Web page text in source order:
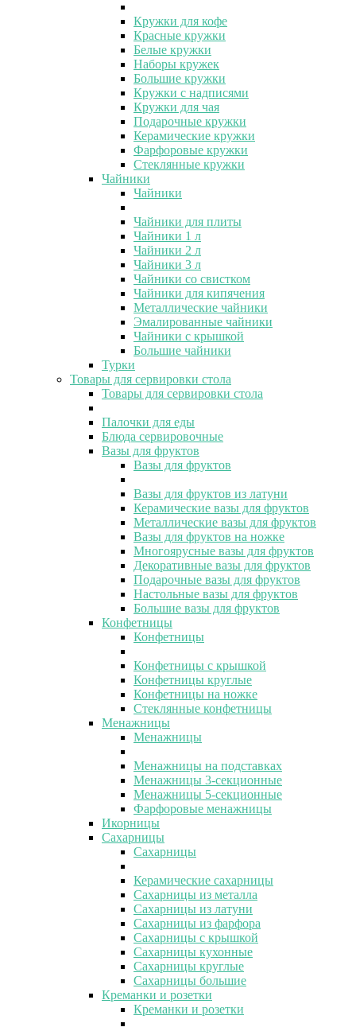
Кружки для кофе
Красные кружки
Белые кружки
Наборы кружек
Большие кружки
Кружки с надписями
Кружки для чая
Подарочные кружки
Керамические кружки
Фарфоровые кружки
Стеклянные кружки
Чайники
Чайники
Чайники для плиты
Чайники 1 л
Чайники 2 л
Чайники 3 л
Чайники со свистком
Чайники для кипячения
Металлические чайники
Эмалированные чайники
Чайники с крышкой
Большие чайники
Турки
Товары для сервировки стола
Товары для сервировки стола
Палочки для еды
Блюда сервировочные
Вазы для фруктов
Вазы для фруктов
Вазы для фруктов из латуни
Керамические вазы для фруктов
Металлические вазы для фруктов
Вазы для фруктов на ножке
Многоярусные вазы для фруктов
Декоративные вазы для фруктов
Подарочные вазы для фруктов
Настольные вазы для фруктов
Большие вазы для фруктов
Конфетницы
Конфетницы
Конфетницы с крышкой
Конфетницы круглые
Конфетницы на ножке
Стеклянные конфетницы
Менажницы
Менажницы
Менажницы на подставках
Менажницы 3-секционные
Менажницы 5-секционные
Фарфоровые менажницы
Икорницы
Сахарницы
Сахарницы
Керамические сахарницы
Сахарницы из металла
Сахарницы из латуни
Сахарницы из фарфора
Сахарницы с крышкой
Сахарницы кухонные
Сахарницы круглые
Сахарницы большие
Креманки и розетки
Креманки и розетки